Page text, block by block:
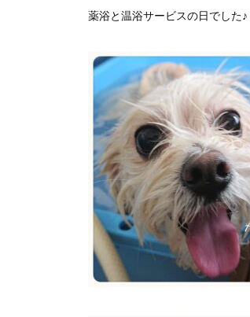
薬浴と温浴サービスの日でした♪